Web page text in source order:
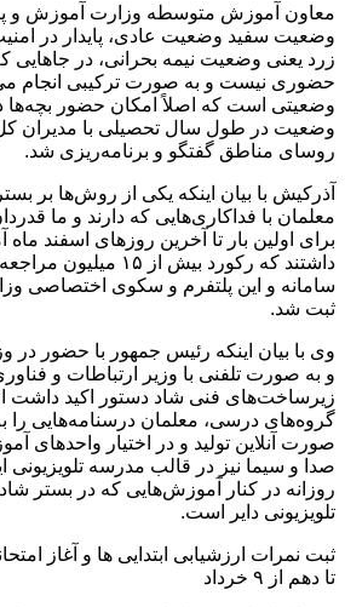
معاون آموزش متوسطه وزارت آموزش و
وضعیت سفید وضعیت عادی، پایدار در
زرد یعنی وضعیت نیمه بحرانی، در
حضوری نیست و به صورت ترکیبی انجام
وضعیتی است که اصلاً امکان حضور
وضعیت در طول سال تحصیلی با مدیران
روسای مناطق گفتگو و برنامه‌ریزی شد.
آذرکیش با بیان اینکه یکی از روش‌ها بر
معلمان با فداکاری‌هایی که دارند و ما
برای اولین بار تا آخرین روزهای اسفند
داشتند که رکورد بیش از
سامانه و این پلتفرم و سکوی اختصاصی
ثبت شد.
وی با بیان اینکه رئیس جمهور با حضور
و به صورت تلفنی با وزیر ارتباطات و
زیرساخت‌های فنی شاد دستور اکید داشت
گروه‌های درسی، معلمان درسنامه‌هایی را
صورت آنلاین تولید و در اختیار واحدهای
صدا و سیما نیز در قالب مدرسه تلویزیونی
روزانه در کنار آموزش‌هایی که در بستر
تلویزیونی دایر است.
ثبت نمرات ارزشیابی ابتدایی ها و آغاز
تا دهم از ۹ خرداد